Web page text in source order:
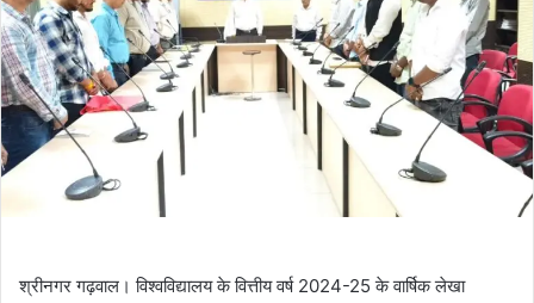
श्रीनगर गढ़वाल। विश्वविद्यालय के वित्तीय वर्ष 2024-25 के वार्षिक लेखा